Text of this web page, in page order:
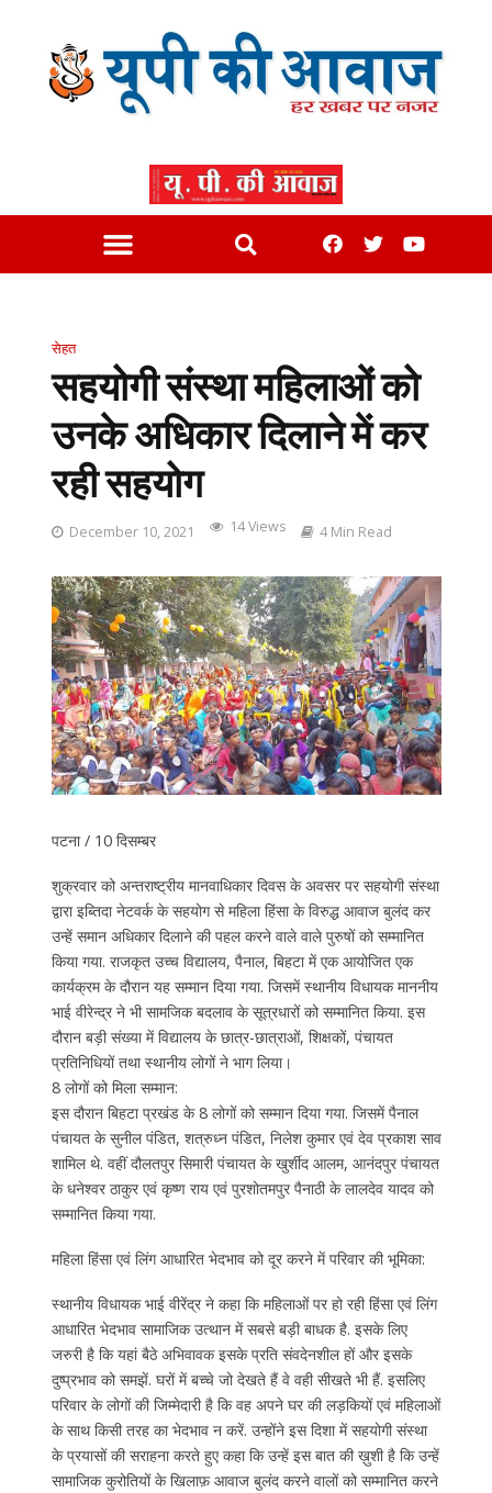
सेहत
सहयोगी संस्था महिलाओं को
उनके अधिकार दिलाने में कर
रही सहयोग
December 10, 2021 14 Views 4 Min Read
पटना / 10 दिसम्बर
शुक्रवार को अन्तराष्ट्रीय मानवाधिकार दिवस के अवसर पर सहयोगी संस्था
द्वारा इब्तिदा नेटवर्क के सहयोग से महिला हिंसा के विरुद्ध आवाज बुलंद कर
उन्हें समान अधिकार दिलाने की पहल करने वाले वाले पुरुषों को सम्मानित
किया गया. राजकृत उच्च विद्यालय, पैनाल, बिहटा में एक आयोजित एक
कार्यक्रम के दौरान यह सम्मान दिया गया. जिसमें स्थानीय विधायक माननीय
भाई वीरेन्द्र ने भी सामजिक बदलाव के सूत्रधारों को सम्मानित किया. इस
दौरान बड़ी संख्या में विद्यालय के छात्र-छात्राओं, शिक्षकों, पंचायत
प्रतिनिधियों तथा स्थानीय लोगों ने भाग लिया।
8 लोगों को मिला सम्मान:
इस दौरान बिहटा प्रखंड के 8 लोगों को सम्मान दिया गया. जिसमें पैनाल
पंचायत के सुनील पंडित, शत्रुध्न पंडित, निलेश कुमार एवं देव प्रकाश साव
शामिल थे. वहीं दौलतपुर सिमारी पंचायत के खुर्शीद आलम, आनंदपुर पंचायत
के धनेश्वर ठाकुर एवं कृष्ण राय एवं पुरशोतमपुर पैनाठी के लालदेव यादव को
सम्मानित किया गया.
महिला हिंसा एवं लिंग आधारित भेदभाव को दूर करने में परिवार की भूमिका:
स्थानीय विधायक भाई वीरेंद्र ने कहा कि महिलाओं पर हो रही हिंसा एवं लिंग
आधारित भेदभाव सामाजिक उत्थान में सबसे बड़ी बाधक है. इसके लिए
जरुरी है कि यहां बैठे अभिवावक इसके प्रति संवदेनशील हों और इसके
दुष्प्रभाव को समझें. घरों में बच्चे जो देखते हैं वे वही सीखते भी हैं. इसलिए
परिवार के लोगों की जिम्मेदारी है कि वह अपने घर की लड़कियों एवं महिलाओं
के साथ किसी तरह का भेदभाव न करें. उन्होंने इस दिशा में सहयोगी संस्था
के प्रयासों की सराहना करते हुए कहा कि उन्हें इस बात की ख़ुशी है कि उन्हें
सामाजिक कुरोतियों के खिलाफ़ आवाज बुलंद करने वालों को सम्मानित करने